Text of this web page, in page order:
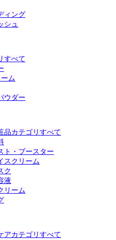
ィング
シュ
すべて
ム
ウダー
品カテゴリすべて
ト・ブースター
スクリーム
ク
液
リーム
アカテゴリすべて